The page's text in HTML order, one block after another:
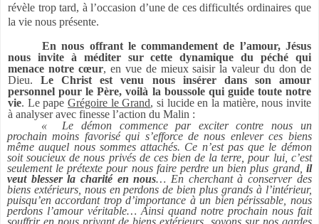
révèle trop tard, à l’occasion d’une de ces difficultés ordinaires que
la vie nous présente.
En nous offrant le commandement de l’amour, Jésus
nous invite à méditer sur cette dynamique du péché qui
menace notre cœur, en vue de mieux saisir la valeur du don de
Dieu.Le Christ est venu nous insérer dans son amour
personnel pour le Père, voilà la boussole qui guide toute notre
vie. Le pape Grégoire le Grand, si lucide en la matière, nous invite
à analyser avec finesse l’action du Malin :
« Le démon commence par exciter contre nous un
prochain moins favorisé qui s’efforce de nous enlever ces biens
même auquel nous sommes attachés. Ce n’est pas que le démon
soit soucieux de nous privés de ces bien de la terre, pour lui, c’est
seulement le prétexte pour nous faire perdre un bien plus grand, il
veut blesser la charité en nous… En cherchant à conserver des
biens extérieurs, nous en perdons de bien plus grands à l’intérieur,
puisqu’en accordant trop d’importance à un bien périssable, nous
perdons l’amour véritable… Ainsi quand notre prochain nous fait
souffrir en nous privant de biens extérieurs, soyons sur nos gardes